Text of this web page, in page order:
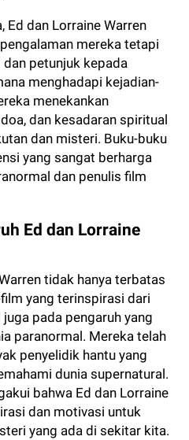
Ed dan Lorraine Warren
mereka tetapi
petunjuk kepada
menghadapi kejadian-
menekankan
dan kesadaran spiritual
dan misteri. Buku-buku
yang sangat berharga
dan penulis film
Ed dan Lorraine
tidak hanya terbatas
yang terinspirasi dari
pada pengaruh yang
paranormal. Mereka telah
penyelidik hantu yang
dunia supernatural.
bahwa Ed dan Lorraine
dan motivasi untuk
yang ada di sekitar kita.